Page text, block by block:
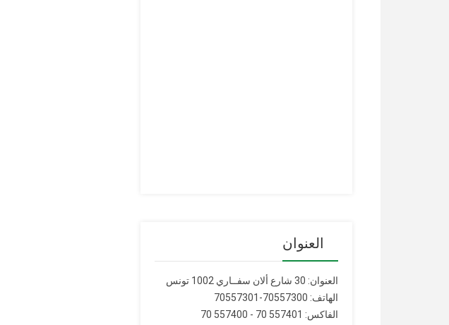
العنوان
العنوان: 30 شارع ألان سفــاري 1002 تونس
الهاتف: 70557300-70557301
الفاكس: 557401 70 - 557400 70